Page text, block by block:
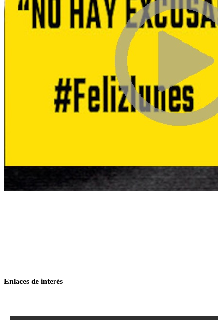
Enlaces de interés